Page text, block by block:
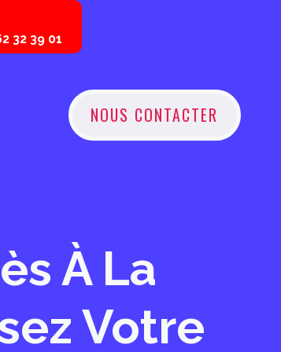
32 39 01
NOUS CONTACTER
À La
Votre